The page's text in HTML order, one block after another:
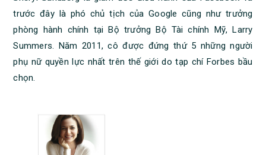
trước đây là phó chủ tịch của Google cũng như trưởng
phòng hành chính tại Bộ trưởng Bộ Tài chính Mỹ, Larry
Summers. Năm 2011, cô được đứng thứ 5 những người
phụ nữ quyền lực nhất trên thế giới do tạp chí Forbes bầu
chọn.